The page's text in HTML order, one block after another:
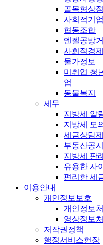
골목형상
사회적기
협동조합
엔젤공방
사회적경
물가정보
미취업 청
업
동물복지
세무
지방세 알
지방세 모
세금상담
부동산공
지방세 판
유용한 사
편리한 세
이용안내
개인정보보호
개인정보
영상정보
저작권정책
행정서비스헌장